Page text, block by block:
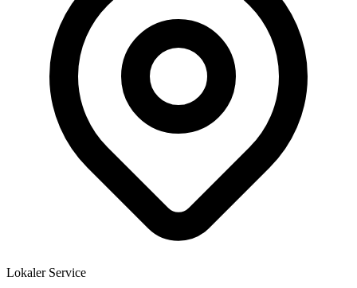
Lokaler Service